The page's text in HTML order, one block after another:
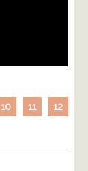
10 11 12